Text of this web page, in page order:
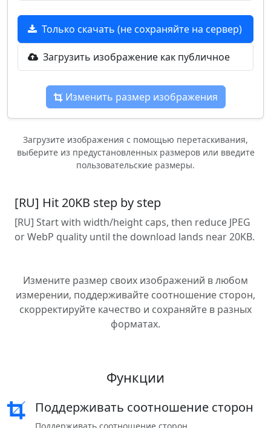
Только скачать (не сохраняйте на сервер)
Загрузить изображение как публичное
Изменить размер изображения
Загрузите изображения с помощью перетаскивания,
выберите из предустановленных размеров или введите
пользовательские размеры.
[RU] Hit 20KB step by step
[RU] Start with width/height caps, then reduce JPEG
or WebP quality until the download lands near 20KB.
Измените размер своих изображений в любом
измерении, поддерживайте соотношение сторон,
скорректируйте качество и сохраняйте в разных
форматах.
Функции
Поддерживать соотношение сторон